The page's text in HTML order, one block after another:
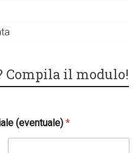
il modulo!
(eventuale)*